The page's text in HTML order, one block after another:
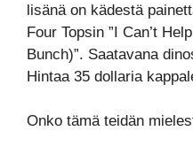
lisänä on kädestä
Four Topsin ”I Can’t
Bunch)”. Saatavana
Hintaa 35 dollaria
Onko tämä teidän